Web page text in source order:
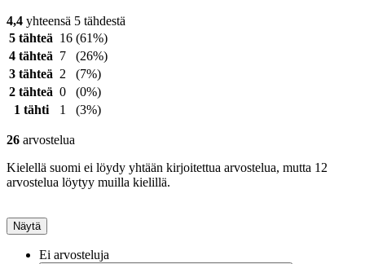
4,4 yhteensä 5 tähdestä
5 tähteä 16 (61%)
4 tähteä 7
(26%)
3 tähteä 2
(7%)
2 tähteä 0
(0%)
1 tähti
1 (3%)
26 arvostelua
Kielellä suomi ei löydy yhtään kirjoitettua arvostelua, mutta 12
arvostelua löytyy muilla kielillä.
Näytä
Ei arvosteluja